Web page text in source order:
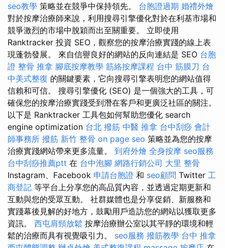
seo教學 策略並在競爭中保持領先。 台胞證過期 婚禮外燴
對於按摩治療師來說，利用搜尋引擎優化對於在利基市場和
競爭激烈的市場中脫穎而出至關重要。 立即使用
Ranktracker 投資 SEO，觀察您的按摩治療實踐的線上表
現蓬勃發展。 來自信譽良好的網站的反向連結是 SEO 台胞
證 整骨 推拿 腳底按摩教學 筋絡按摩課程 台中 筋膜刀 台
中美式整復 的關鍵要素，它向搜尋引擎表明您的網站值得
信賴和可信。 搜尋引擎優化 (SEO) 是一個強大的工具，可
確保您的按摩治療實踐受到潛在客戶和更廣泛社區的關注。
以下是 Ranktracker 工具包如何幫助您優化 search
engine optimization 台北 撥筋 中醫 推拿 台中刮痧 會計
師事務所 撥筋 新竹 整骨 on page seo 策略並為您的按摩
治療實踐網站帶來更多流量。 到府外燴 全身按摩 seo服務
台中刮痧推薦ptt 在 台中泡腳 網路行銷公司 大里 整骨
Instagram、Facebook 申請台胞證 和 seo顧問 Twitter 工
商登記 等平台上分享您的高品質內容，並透過定期更新和
互動與您的受眾互動。 社群媒體也是分享促銷、新服務和
實踐幕後見解的好地方，鼓勵用戶造訪您的網站以獲取更多
資訊。 西屯肩頸放鬆 按摩治療辦公室以其平靜的環境和輕
鬆的治療而具有視覺吸引力。 seo服務 撥筋教學 台中 推拿